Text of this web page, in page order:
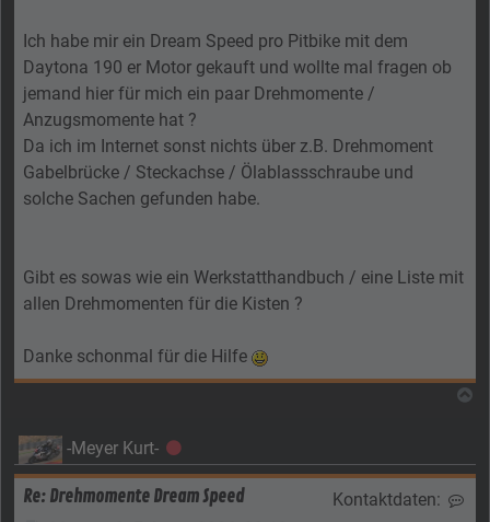
Ich habe mir ein Dream Speed pro Pitbike mit dem
Daytona 190 er Motor gekauft und wollte mal fragen ob
jemand hier für mich ein paar Drehmomente /
Anzugsmomente hat ?
Da ich im Internet sonst nichts über z.B. Drehmoment
Gabelbrücke / Steckachse / Ölablassschraube und
solche Sachen gefunden habe.
Gibt es sowas wie ein Werkstatthandbuch / eine Liste mit
allen Drehmomenten für die Kisten ?
Danke schonmal für die Hilfe
-Meyer Kurt- Offline
Re: Drehmomente Dream Speed Kontaktdaten: